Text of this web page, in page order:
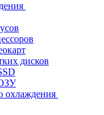
дисков
охлаждения